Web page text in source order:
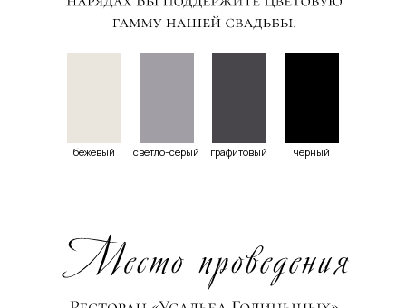
бежевый светло-серый графитовый чёрный